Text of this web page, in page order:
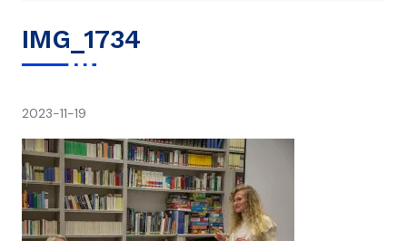
IMG_1734
2023-11-19